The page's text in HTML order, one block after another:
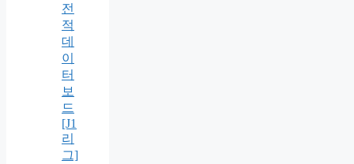
전
적
데
이
터
보
드
[J1
리
그]